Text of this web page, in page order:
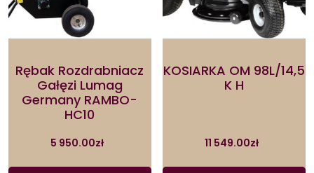
Rębak Rozdrabniacz
Gałęzi Lumag
Germany RAMBO-
HC10
5 950.00zł
KOSIARKA OM 98L/14,5
K H
11 549.00zł